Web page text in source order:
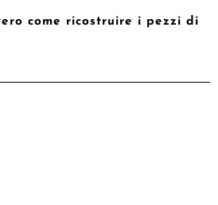
come ricostruire i pezzi di